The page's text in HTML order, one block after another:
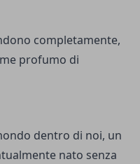
completamente,
profumo di
dentro di noi, un
nato senza